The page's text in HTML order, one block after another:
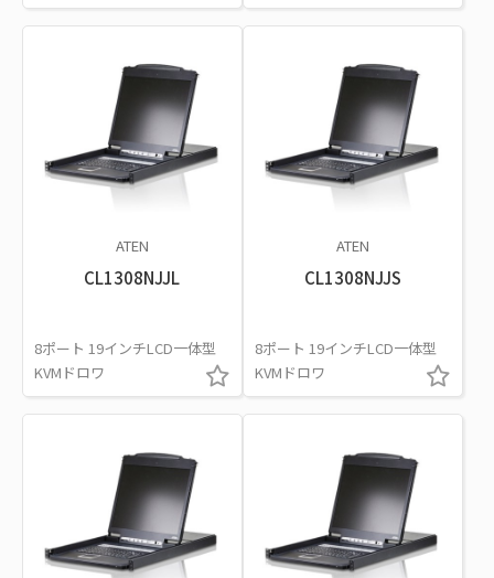
ATEN
CL1308NJJL
8ポート 19インチLCD一体型
KVMドロワ
ATEN
CL1308NJJS
8ポート 19インチLCD一体型
KVMドロワ